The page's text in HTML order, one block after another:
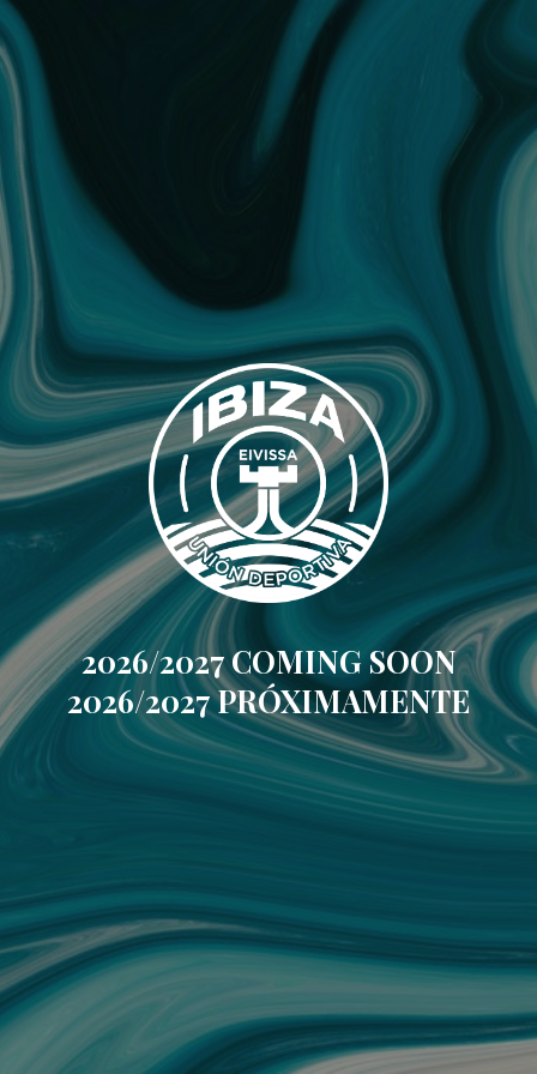
2026/2027 COMING SOON
2026/2027 PRÓXIMAMENTE